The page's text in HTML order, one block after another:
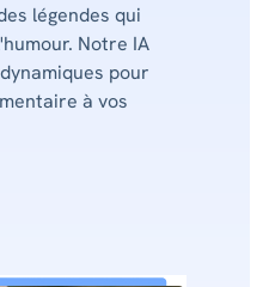
légendes qui
Notre IA
pour
à vos